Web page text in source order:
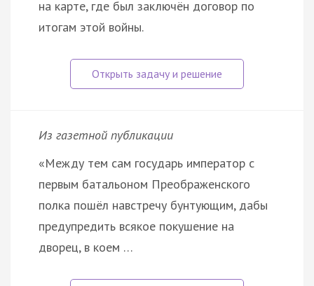
на карте, где был заключён договор по
итогам этой войны.
Из газетной публикации
«Между тем сам государь император с
первым батальоном Преображенского
полка пошёл навстречу бунтующим, дабы
предупредить всякое покушение на
дворец, в коем …